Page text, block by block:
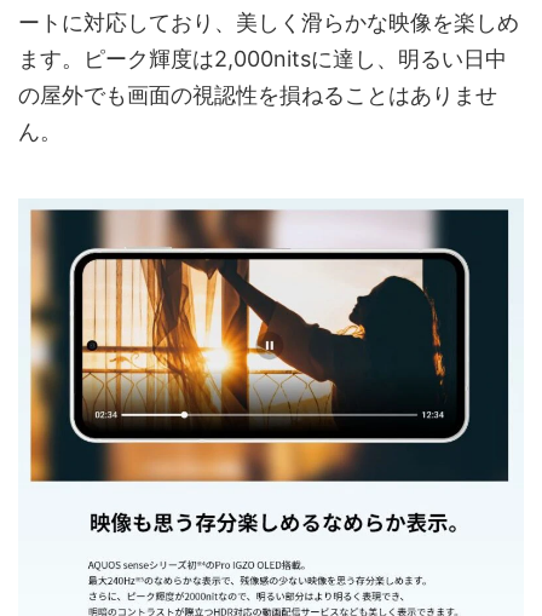
ートに対応しており、美しく滑らかな映像を楽しめ
ます。ピーク輝度は2,000nitsに達し、明るい日中
の屋外でも画面の視認性を損ねることはありませ
ん。